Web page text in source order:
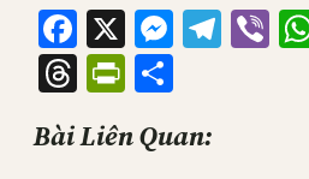
Facebook
X
Threads
Bài Liên Quan: